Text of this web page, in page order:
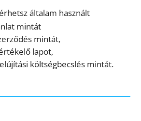
általam használt
mintát
mintát,
lapot,
költségbecslés mintát.